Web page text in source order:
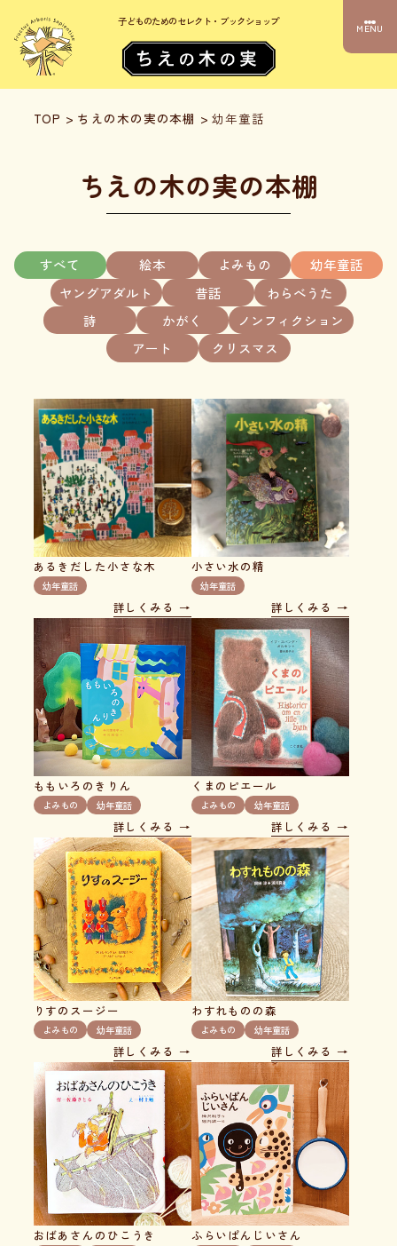
子どものためのセレクト・ブックショップ
MENU
TOP > ちえの木の実の本棚 > 幼年童話
ちえの木の実の本棚
すべて 絵本 よみもの
幼年童話
ヤングアダルト
昔話
わらべうた
詩
かがく
ノンフィクション
アート
クリスマス
あるきだした小さな木
幼年童話
詳しくみる
小さい水の精
幼年童話
詳しくみる
ももいろのきりん
よみもの 幼年童話
詳しくみる
くまのピエール
よみもの 幼年童話
詳しくみる
りすのスージー
よみもの 幼年童話
詳しくみる
わすれものの森
よみもの 幼年童話
詳しくみる
おばあさんのひこうき ふらいぱんじいさん